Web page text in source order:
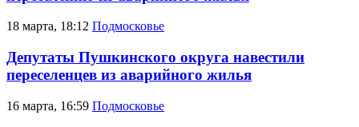
18 марта, 18:12 Подмосковье
Депутаты Пушкинского округа навестили
переселенцев из аварийного жилья
16 марта, 16:59 Подмосковье